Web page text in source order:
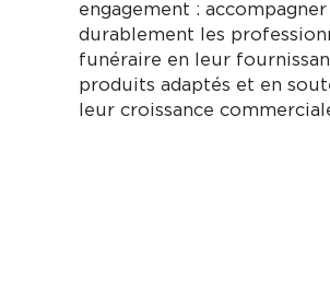
engagement : accompagner
durablement les
funéraire en leur
produits adaptés et en
leur croissance